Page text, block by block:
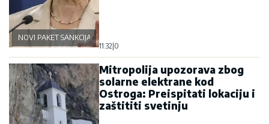
NOVI PAKET SANKCIJA
11:32 0
Mitropolija upozorava zbog
solarne elektrane kod
Ostroga: Preispitati lokaciju i
zaštititi svetinju